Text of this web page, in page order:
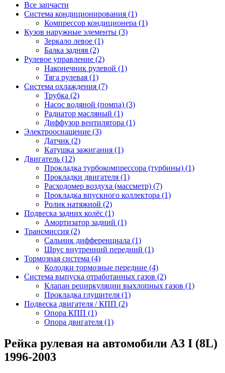
Все запчасти
Система кондиционирования (1)
Компрессор кондиционера (1)
Кузов наружные элементы (3)
Зеркало левое (1)
Балка задняя (2)
Рулевое управление (2)
Наконечник рулевой (1)
Тяга рулевая (1)
Система охлаждения (7)
Трубка (2)
Насос водяной (помпа) (3)
Радиатор масляный (1)
Диффузор вентилятора (1)
Электрооснащение (3)
Датчик (2)
Катушка зажигания (1)
Двигатель (12)
Прокладка турбокомпрессора (турбины) (1)
Прокладки двигателя (1)
Расходомер воздуха (массметр) (7)
Прокладка впускного коллектора (1)
Ролик натяжной (2)
Подвеска задних колёс (1)
Амортизатор задний (1)
Трансмиссия (2)
Сальник дифференциала (1)
Шрус внутренний передний (1)
Тормозная система (4)
Колодки тормозные передние (4)
Система выпуска отработанных газов (2)
Клапан рециркуляции выхлопных газов (1)
Прокладка глушителя (1)
Подвеска двигателя / КПП (2)
Опора КПП (1)
Опора двигателя (1)
Рейка рулевая на автомобили A3 I (8L)
1996-2003